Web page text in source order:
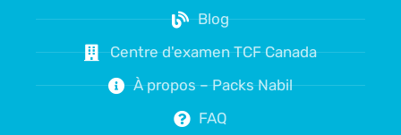
Blog
Centre d'examen TCF Canada
À propos – Packs Nabil
FAQ